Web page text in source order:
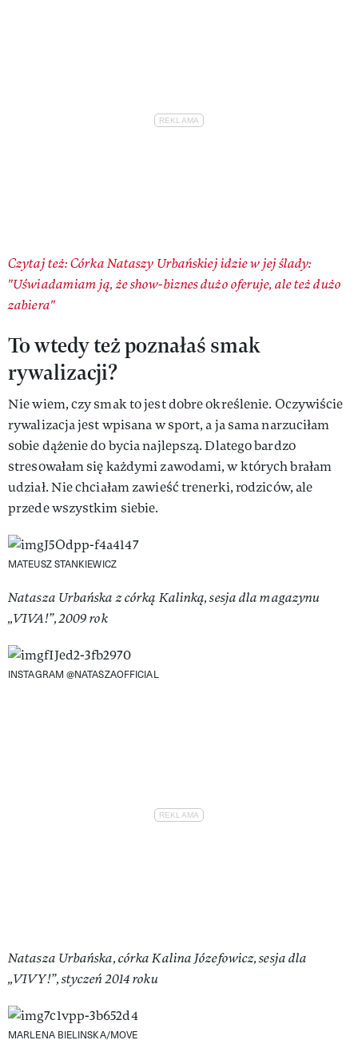
Czytaj też: Córka Nataszy Urbańskiej idzie w jej ślady:
"Uświadamiam ją, że show-biznes dużo oferuje, ale też dużo
zabiera"
To wtedy też poznałaś smak
rywalizacji?
Nie wiem, czy smak to jest dobre określenie. Oczywiście
rywalizacja jest wpisana w sport, a ja sama narzuciłam
sobie dążenie do bycia najlepszą. Dlatego bardzo
stresowałam się każdymi zawodami, w których brałam
udział. Nie chciałam zawieść trenerki, rodziców, ale
przede wszystkim siebie.
MATEUSZ STANKIEWICZ
Natasza Urbańska z córką Kalinką, sesja dla magazynu
„VIVA!”, 2009 rok
INSTAGRAM @NATASZAOFFICIAL
Natasza Urbańska, córka Kalina Józefowicz, sesja dla
„VIVY!”, styczeń 2014 roku
MARLENA BIELINSKA/MOVE